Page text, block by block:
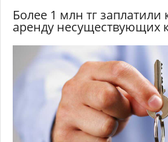
Более 1 млн тг заплатили
аренду несуществующих